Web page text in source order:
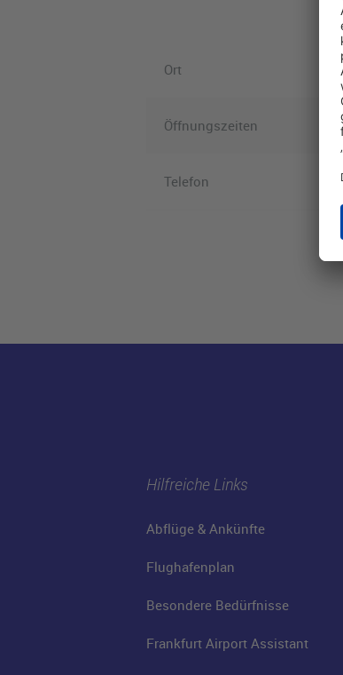
Ort
Öffnungszeiten
Telefon
Hilfreiche Links
Abflüge & Ankünfte
Flughafenplan
Besondere Bedürfnisse
Frankfurt Airport Assistant